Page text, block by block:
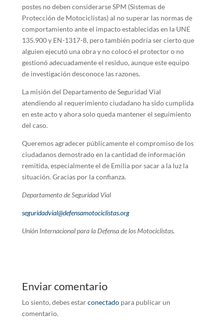
postes no deben considerarse SPM (Sistemas de
Protección de Motociclistas) al no superar las normas de
comportamiento ante el impacto establecidas en la UNE
135.900 y EN-1317-8, pero también podría ser cierto que
alguien ejecutó una obra y no colocó el protector o no
gestionó adecuadamente el residuo, aunque este equipo
de investigación desconoce las razones.
La misión del Departamento de Seguridad Vial
atendiendo al requerimiento ciudadano ha sido cumplida
en este acto y ahora solo queda mantener el seguimiento
del caso.
Queremos agradecer públicamente el compromiso de los
ciudadanos demostrado en la cantidad de información
remitida, especialmente el de Emilia por sacar a la luz la
situación. Gracias por la confianza.
Departamento de Seguridad Vial
seguridadvial@defensamotociclistas.org
Unión Internacional para la Defensa de los Motociclistas.
Enviar comentario
Lo siento, debes estarconectadopara publicar un
comentario.